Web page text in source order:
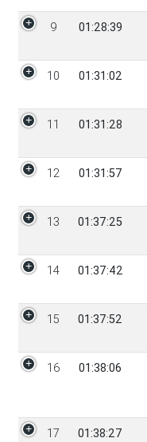
9 01:28:39
10 01:31:02
11 01:31:28
12 01:31:57
13 01:37:25
14 01:37:42
15 01:37:52
16 01:38:06
17 01:38:27